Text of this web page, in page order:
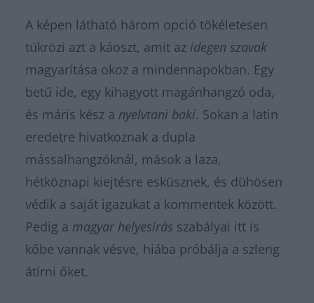
A képen látható három opció tökéletesen
tükrözi azt a káoszt, amit az idegen szavak
magyarítása okoz a mindennapokban. Egy
betű ide, egy kihagyott magánhangzó oda,
és máris kész a nyelvtani baki. Sokan a latin
eredetre hivatkoznak a dupla
mássalhangzóknál, mások a laza,
hétköznapi kiejtésre esküsznek, és dühösen
védik a saját igazukat a kommentek között.
Pedig a magyar helyesírás szabályai itt is
kőbe vannak vésve, hiába próbálja a szleng
átírni őket.